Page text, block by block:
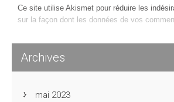
Ce site utilise Akismet pour réduire les
sur la façon dont les données de vos
Archives
mai 2023